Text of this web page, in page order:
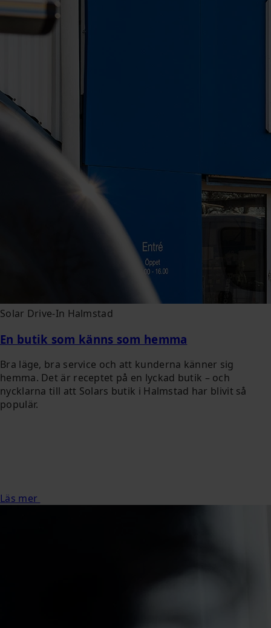
Solar Drive-In Halmstad
En butik som känns som hemma
Bra läge, bra service och att kunderna känner sig
hemma. Det är receptet på en lyckad butik – och
nycklarna till att Solars butik i Halmstad har blivit så
populär.
Läs mer